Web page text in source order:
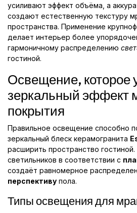
усиливают эффект объёма, а
создают естественную текстуру
пространства. Применение
делает интерьер более
гармоничному распределению свет
гостиной.
Освещение, которое
зеркальный эффект
покрытия
Правильное освещение способно
зеркальный блеск керамогранита
расширить пространство
светильников в соответствии с
создаёт равномерное
перспективу пола.
Типы освещения для